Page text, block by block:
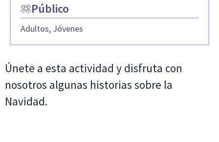
Público
Adultos, Jóvenes
Únete a esta actividad y disfruta con
nosotros algunas historias sobre la
Navidad.